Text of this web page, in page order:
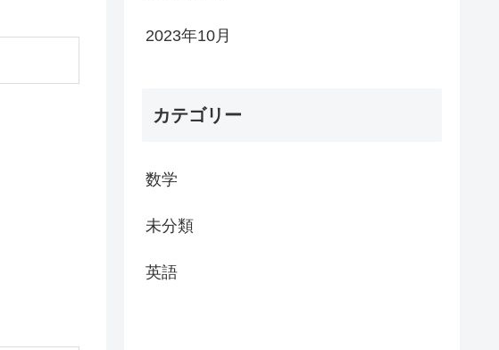
2023年10月
カテゴリー
数学
未分類
英語